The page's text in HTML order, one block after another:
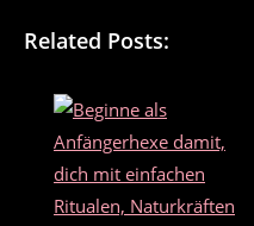
c
e
b
o
o
itt
er
ai
l
Related Posts: